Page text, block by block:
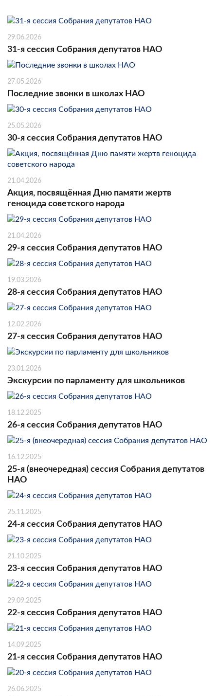
29.06.2026
31-я сессия Собрания депутатов НАО
27.05.2026
Последние звонки в школах НАО
25.05.2026
30-я сессия Собрания депутатов НАО
21.04.2026
Акция, посвящённая Дню памяти жертв
геноцида советского народа
21.04.2026
29-я сессия Собрания депутатов НАО
19.03.2026
28-я сессия Собрания депутатов НАО
12.02.2026
27-я сессия Собрания депутатов НАО
23.01.2026
Экскурсии по парламенту для школьников
18.12.2025
26-я сессия Собрания депутатов НАО
16.12.2025
25-я (внеочередная) сессия Собрания депутатов
НАО
25.11.2025
24-я сессия Собрания депутатов НАО
21.10.2025
23-я сессия Собрания депутатов НАО
29.09.2025
22-я сессия Собрания депутатов НАО
14.09.2025
21-я сессия Собрания депутатов НАО
26.06.2025